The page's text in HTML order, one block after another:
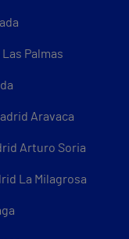
Palmas
Aravaca
Arturo Soria
La Milagrosa